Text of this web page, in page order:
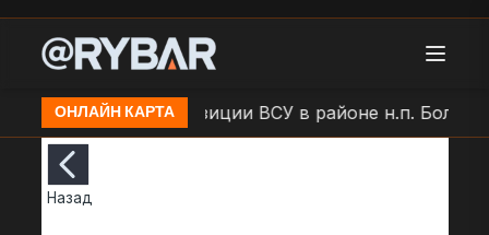
ОНЛАЙН КАРТА
Удар БЛА по позиции ВСУ в районе н.п. Большая
Назад